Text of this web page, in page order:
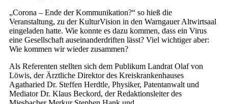
„Corona – Ende der Kommunikation?“ so hieß die
Veranstaltung, zu der KulturVision in den Warngauer Altwirtsaal
eingeladen hatte. Wie konnte es dazu kommen, dass ein Virus
eine Gesellschaft auseinanderdriften lässt? Viel wichtiger aber:
Wie kommen wir wieder zusammen?
Als Referenten stellten sich dem Publikum Landrat Olaf von
Löwis, der Ärztliche Direktor des Kreiskrankenhauses
Agatharied Dr. Steffen Herdtle, Physiker, Patentanwalt und
Mediator Dr. Klaus Beckord, der Redaktionsleiter des